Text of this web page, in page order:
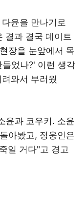
윤을 만나기로
결과 결국 데이트
장을 눈앞에서 목
었나?' 이런 생각
와서 부러웠
윤과 코우키. 소윤
아봤고, 정웅인은
일 거다"고 경고